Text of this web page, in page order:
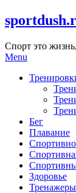
Skip
to
Спорт это
Menu
Бег
Плавание
Здоровье
Тренажеры